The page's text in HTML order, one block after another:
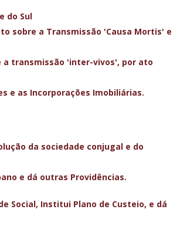
do Sul
sobre a Transmissão 'Causa Mortis' e
a transmissão 'inter-vivos', por ato
e as Incorporações Imobiliárias.
da sociedade conjugal e do
e dá outras Providências.
Social, Institui Plano de Custeio, e dá